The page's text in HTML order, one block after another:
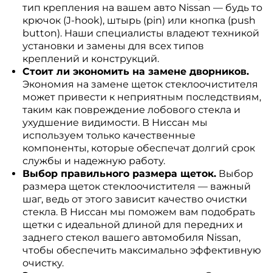
тип крепления на вашем авто Nissan — будь то
крючок (J-hook), штырь (pin) или кнопка (push
button). Наши специалисты владеют техникой
установки и замены для всех типов
креплений и конструкций.
Стоит ли экономить на замене дворников.
Экономия на замене щеток стеклоочистителя
может привести к неприятным последствиям,
таким как повреждение лобового стекла и
ухудшение видимости. В Ниссан мы
используем только качественные
компоненты, которые обеспечат долгий срок
службы и надежную работу.
Выбор правильного размера щеток.Выбор
размера щеток стеклоочистителя — важный
шаг, ведь от этого зависит качество очистки
стекла. В Ниссан мы поможем вам подобрать
щетки с идеальной длиной для передних и
заднего стекол вашего автомобиля Nissan,
чтобы обеспечить максимально эффективную
очистку.